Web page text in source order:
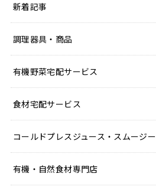
新着記事
調理器具・商品
有機野菜宅配サービス
食材宅配サービス
コールドプレスジュース・スムージー
有機・自然食材専門店